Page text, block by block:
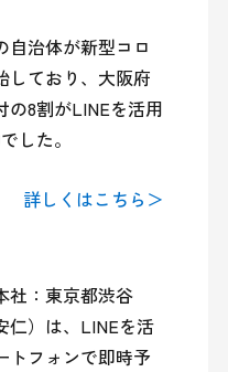
自治体が新型コロ
しており、大阪府
の8割がLINEを活用
した。
詳しくはこちら＞
社：東京都渋谷
仁）は、LINEを活
トフォンで即時予